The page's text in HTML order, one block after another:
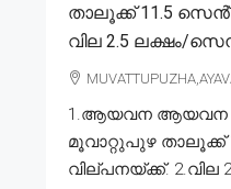
താലൂക്ക് 11.5
വില 2.5 ലക്ഷം/
1.ആയവന ആയവന
മൂവാറ്റുപുഴ താലൂക്ക്
വില്പനയ്ക്ക്. 2.വില